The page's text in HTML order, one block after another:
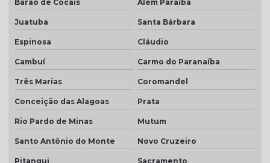
Barão de Cocais Além Paraíba
Juatuba Santa Bárbara
Espinosa Cláudio
Cambuí Carmo do Paranaíba
Três Marias Coromandel
Conceição das Alagoas Prata
Rio Pardo de Minas Mutum
Santo Antônio do Monte Novo Cruzeiro
Pitangui Sacramento